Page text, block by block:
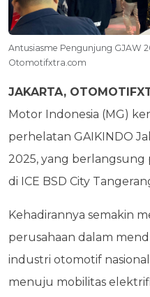
Antusiasme Pengunjung GJAW
Otomotifxtra.com
JAKARTA,
Motor Indonesia (MG)
perhelatan GAIKINDO
2025, yang berlangsung
di ICE BSD City
Kehadirannya semakin
perusahaan dalam
industri otomotif
menuju mobilitas